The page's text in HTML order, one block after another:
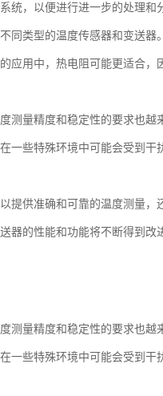
统，以便进行进一步的处理和
同类型的温度传感器和变送器
应用中，热电阻可能更适合，
测量精度和稳定性的要求也越
一些特殊环境中可能会受到干
提供准确和可靠的温度测量，
器的性能和功能将不断得到改
测量精度和稳定性的要求也越
一些特殊环境中可能会受到干